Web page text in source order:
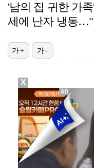
'남의 집 귀한 가
세에 난자 냉동
가+ 가-
X